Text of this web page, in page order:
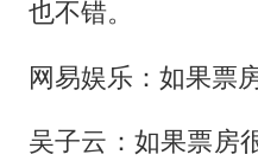
也不错。
网易娱乐：如果票
吴子云：如果票房